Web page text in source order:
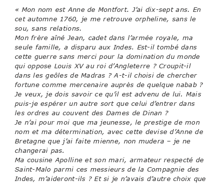
« Mon nom est Anne de Montfort. J’ai dix-sept ans. En
cet automne 1760, je me retrouve orpheline, sans le
sou, sans relations.
Mon frère aîné Jean, cadet dans l’armée royale, ma
seule famille, a disparu aux Indes. Est-il tombé dans
cette guerre sans merci pour la domination du monde
qui oppose Louis XV au roi d’Angleterre ? Croupit-il
dans les geôles de Madras ? A-t-il choisi de chercher
fortune comme mercenaire auprès de quelque nabab ?
Je veux, je dois savoir ce qu’il est advenu de lui. Mais
puis-je espérer un autre sort que celui d’entrer dans
les ordres au couvent des Dames de Dinan ?
Je n’ai pour moi que ma jeunesse, le prestige de mon
nom et ma détermination, avec cette devise d’Anne de
Bretagne que j’ai faite mienne, non mudera – je ne
changerai pas.
Ma cousine Apolline et son mari, armateur respecté de
Saint-Malo parmi ces messieurs de la Compagnie des
Indes, m’aideront-ils ? Et si je n’avais d’autre choix que